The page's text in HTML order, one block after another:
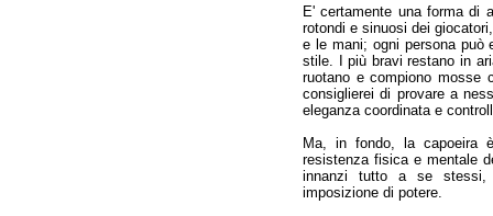
E' certamente una forma di
rotondi e sinuosi dei
e le mani; ogni persona può
stile. I più bravi restano in
ruotano e compiono mosse
consiglierei di provare a
eleganza coordinata e
Ma, in fondo, la capoeira
resistenza fisica e mentale
innanzi tutto a se
imposizione di potere.